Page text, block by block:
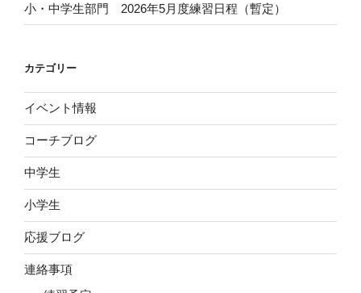
小・中学生部門 2026年5月度練習日程（暫定）
カテゴリー
イベント情報
コーチブログ
中学生
小学生
応援ブログ
連絡事項